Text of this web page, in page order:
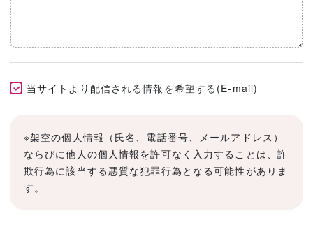
当サイトより配信される情報を希望する(E-mail)
※架空の個人情報（氏名、電話番号、メールアドレス）
ならびに他人の個人情報を許可なく入力することは、詐
欺行為に該当する悪質な犯罪行為となる可能性がありま
す。